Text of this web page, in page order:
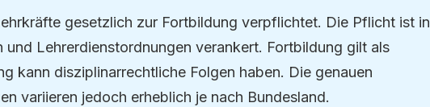
gesetzlich zur Fortbildung verpflichtet. Die Pflicht ist in
und Lehrerdienstordnungen verankert. Fortbildung gilt als
kann disziplinarrechtliche Folgen haben. Die genauen
variieren jedoch erheblich je nach Bundesland.